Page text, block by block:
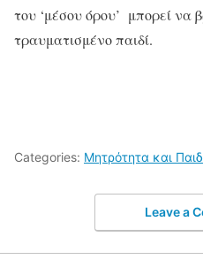
του ‘μέσου όρου’ μπορεί να
τραυματισμένο παιδί.
Categories: Μητρότητα και
Leave a